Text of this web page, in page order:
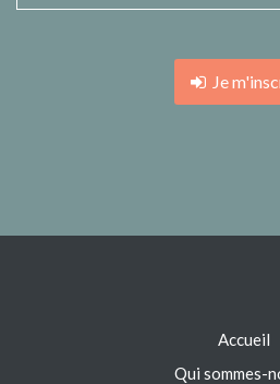
Je
Accueil
Qui sommes-